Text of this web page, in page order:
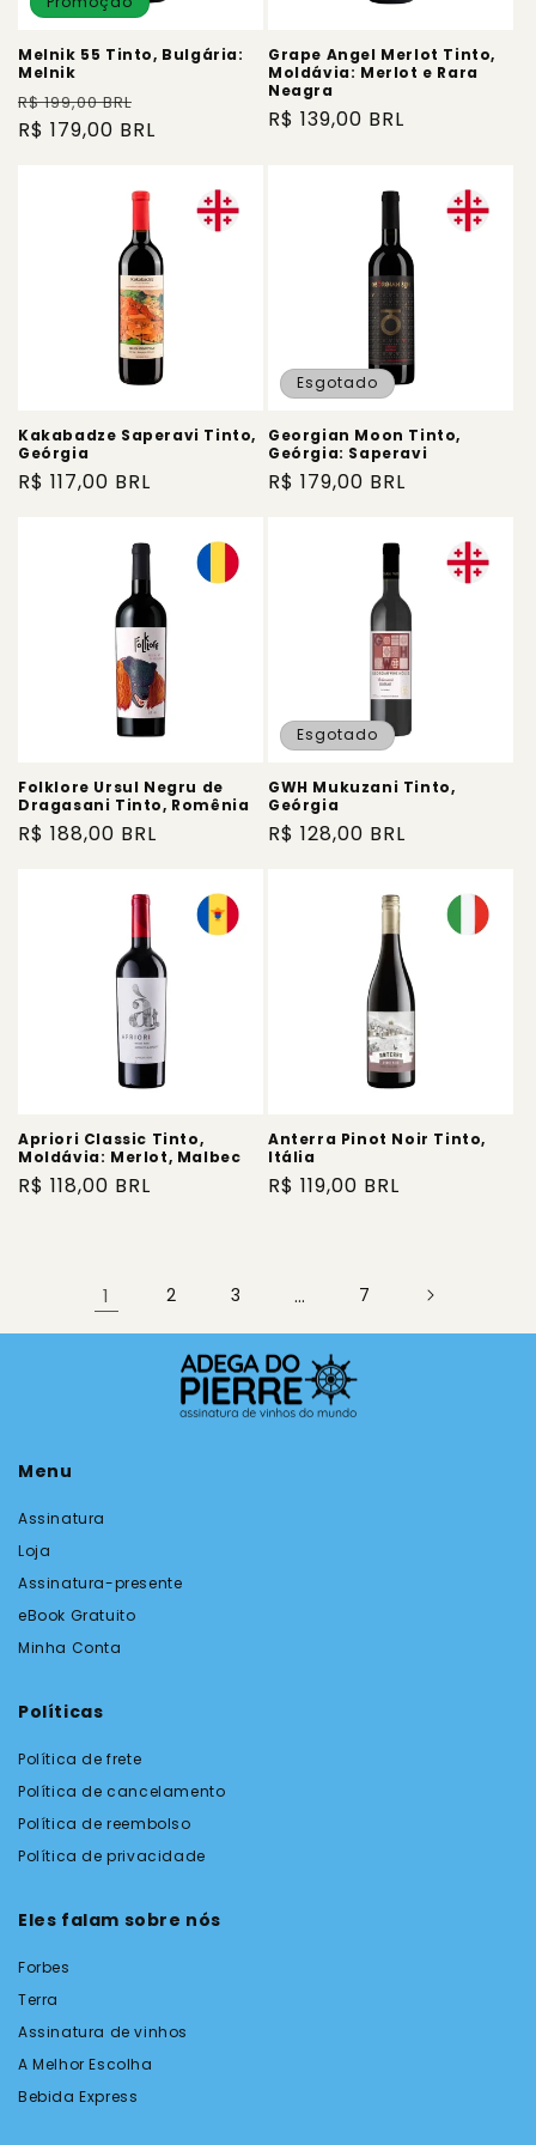
Melnik 55 Tinto, Bulgária:
Melnik
Preço
normal
R$ 199,00 BRL
promocional
R$ 179,00 BRL
Grape Angel Merlot Tinto,
Moldávia: Merlot e Rara
Neagra
Preço
R$ 139,00 BRL
Kakabadze Saperavi Tinto,
Geórgia
Preço
R$ 117,00 BRL
Esgotado
Georgian Moon Tinto,
Geórgia: Saperavi
Preço
R$ 179,00 BRL
Folklore Ursul Negru de
Dragasani Tinto, Romênia
Preço
R$ 188,00 BRL
Esgotado
GWH Mukuzani Tinto,
Geórgia
Preço
R$ 128,00 BRL
Apriori Classic Tinto,
Moldávia: Merlot, Malbec
Preço
R$ 118,00 BRL
Anterra Pinot Noir Tinto,
Itália
Preço
R$ 119,00 BRL
1 2 3 … 7
Menu
Assinatura
Loja
Assinatura-presente
eBook Gratuito
Minha Conta
Políticas
Política de frete
Política de cancelamento
Política de reembolso
Política de privacidade
Eles falam sobre nós
Forbes
Terra
Assinatura de vinhos
A Melhor Escolha
Bebida Express